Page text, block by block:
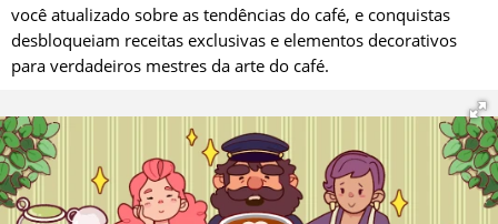
você atualizado sobre as tendências do café, e conquistas
desbloqueiam receitas exclusivas e elementos decorativos
para verdadeiros mestres da arte do café.